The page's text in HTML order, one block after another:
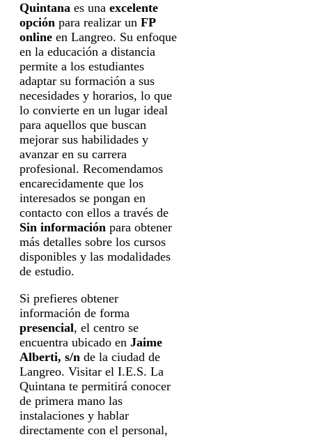
Quintana es una excelente
opción para realizar un FP
online en Langreo. Su enfoque
en la educación a distancia
permite a los estudiantes
adaptar su formación a sus
necesidades y horarios, lo que
lo convierte en un lugar ideal
para aquellos que buscan
mejorar sus habilidades y
avanzar en su carrera
profesional. Recomendamos
encarecidamente que los
interesados se pongan en
contacto con ellos a través de
Sin información para obtener
más detalles sobre los cursos
disponibles y las modalidades
de estudio.
Si prefieres obtener
información de forma
presencial, el centro se
encuentra ubicado en Jaime
Alberti, s/n de la ciudad de
Langreo. Visitar el I.E.S. La
Quintana te permitirá conocer
de primera mano las
instalaciones y hablar
directamente con el personal,